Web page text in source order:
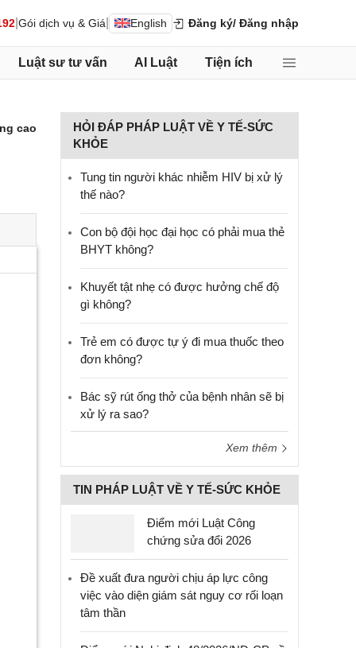
Gói dịch vụ & Giá English Đăng ký/ Đăng nhập
Luật sư tư vấn AI Luật Tiện ích
cao
HỎI ĐÁP PHÁP LUẬT VỀ Y TẾ-SỨC
KHỎE
Tung tin người khác nhiễm HIV bị xử lý
thế nào?
Con bộ đội học đại học có phải mua thẻ
BHYT không?
Khuyết tật nhẹ có được hưởng chế độ
gì không?
Trẻ em có được tự ý đi mua thuốc theo
đơn không?
Bác sỹ rút ống thở của bệnh nhân sẽ bị
xử lý ra sao?
Xem thêm
TIN PHÁP LUẬT VỀ Y TẾ-SỨC KHỎE
Điểm mới Luật Công
chứng sửa đổi 2026
Đề xuất đưa người chịu áp lực công
việc vào diện giám sát nguy cơ rối loạn
tâm thần